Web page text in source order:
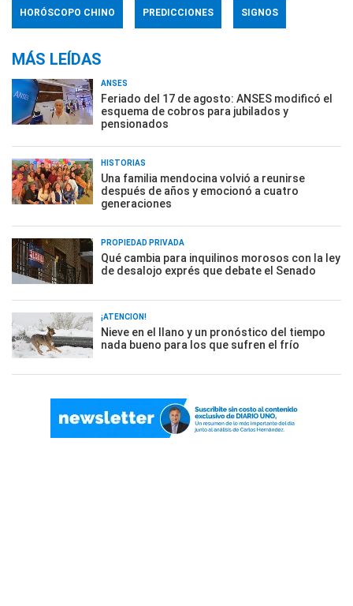
HORÓSCOPO CHINO PREDICCIONES SIGNOS
MÁS LEÍDAS
ANSES
Feriado del 17 de agosto: ANSES modificó el
esquema de cobros para jubilados y
pensionados
HISTORIAS
Una familia mendocina volvió a reunirse
después de años y emocionó a cuatro
generaciones
PROPIEDAD PRIVADA
Qué cambia para inquilinos morosos con la ley
de desalojo exprés que debate el Senado
¡ATENCIÓN!
Nieve en el llano y un pronóstico del tiempo
nada bueno para los que sufren el frío